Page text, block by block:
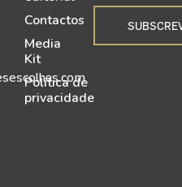
Contactos
Media
Kit
Política de
privacidade